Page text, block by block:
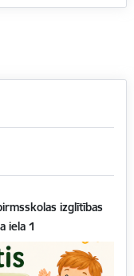
izglītības
iela 1